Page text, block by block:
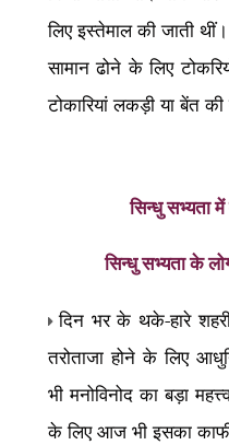
लिए इस्तेमाल की जाती
सामान ढोने के लिए
टोकारियां लकड़ी या बेंत की
सिन्धु सभ्यता में
सिन्धु सभ्यता के
दिन भर के थके-हारे
तरोताजा होने के लिए
भी मनोविनोद का बड़ा
के लिए आज भी इसका काफी